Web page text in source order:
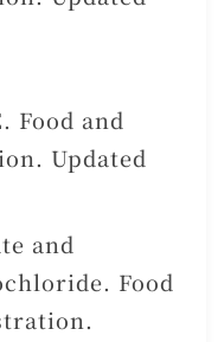
Food and
Updated
and
Food